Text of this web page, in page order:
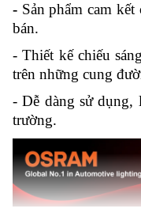
- Sản phẩm cam
bán.
- Thiết kế chiếu
trên những cung
- Dễ dàng sử dụng,
trường.